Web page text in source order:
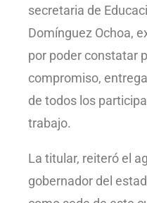
secretaria de
Domínguez Ochoa,
por poder constatar
compromiso,
de todos los
trabajo.
La titular, reiteró el
gobernador del